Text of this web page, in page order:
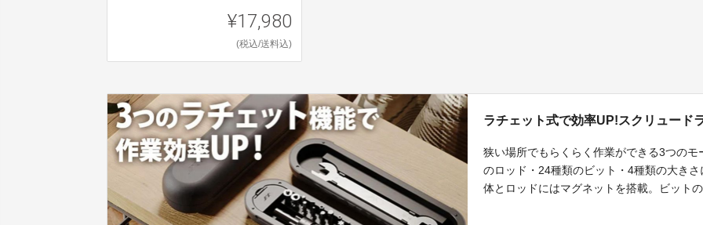
¥17,980
(税込/送料込)
ラチェット式で効率UP!スクリュード
狭い場所でもらくらく作業ができる3つの
のロッド・24種類のビット・4種類の大き
体とロッドにはマグネットを搭載。ビット